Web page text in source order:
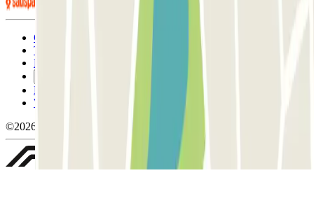
Condizioni contrattuali e di utilizzo
Termini di cancellazione
Politica sui cookies
Politica sulla privacy
Whistleblowing
©2026 Parclick. Tutti i diritti riservati